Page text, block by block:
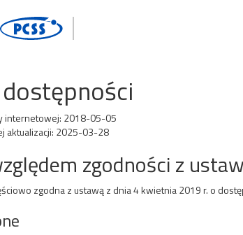
internetowej: 2018-05-05
aktualizacji: 2025-03-28
zgodności z
zgodna z ustawą z dnia 4 kwietnia 2019 r. o